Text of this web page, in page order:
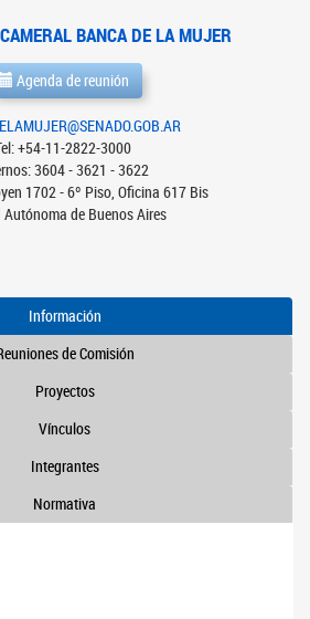
BANCA DE LA MUJER
Agenda de reunión
+54-11-2822-3000
3604 - 3621 - 3622
1702 - 6º Piso, Oficina 617 Bis
Autónoma de Buenos Aires
Información
de Comisión
Proyectos
Vínculos
Integrantes
Normativa